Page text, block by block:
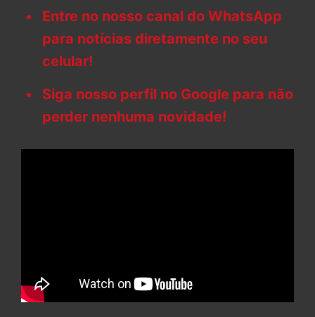
Entre no nosso canal do WhatsApp
para notícias diretamente no seu
celular!
Siga nosso perfil no Google para não
perder nenhuma novidade!